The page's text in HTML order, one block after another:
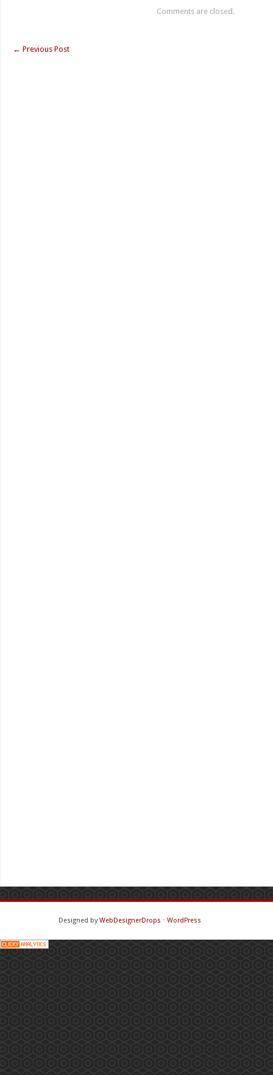
Comments are closed.
← Previous Post
Designed byWebDesignerDrops ⋅ WordPress